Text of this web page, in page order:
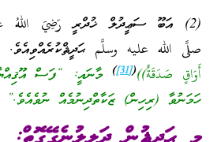
(2) އަބޫ ސަޢީދުލް ޚުދްރީ رَضِيَ اللهُ
صلَّى الله عليه وسلَّم ޙަދީޘްކުރެއްވިއެވެ.
أَوَاقٍ صَدَقَةٌ))(
[31]
)
ހަމަނުވާ (ރިހިން) ޒަކާތްދިނުމެއް ނުވެއެވެ.”